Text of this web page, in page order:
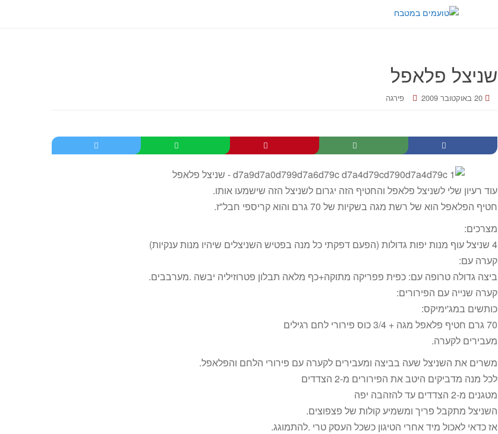
שניצל פלאפל
20 באוקטובר 2009 פירגה
עוד רעיון שלי לשניצל פלאפל והחטיף הזה יגרום לשניצל הזה שישמעו אותו.
חטיף הפלאפל הוא של רשת מגה בשקיות של 70 גרם והוא קריספי חבל"ז.
מצרכים:
4 שניצל עוף מנות יפות גדולות (הפעם דפקתי כל מנה בפטיש השניצלים שיהיו מנות ענקיות)
קערה עם:
ביצה גדולה טרופה עם: כפית פפריקה מתוקה+כף מלאה תבלון פטרוזיליה יבשה .מערבבים.
קערה שנייה עם הפירורים:
כותשים במג'ימיקס:
70 גרם חטיף פלאפל מגה + 3/4 כוס פירורי לחם רגילים
מעבירים לקערה.
משרים את השניצל שעה בביצה ומעבירים לקערה עם פירורי הלחם והפלאפל.
לכל מנה מדביקים היטב את הפירורים מ-2 הצדדים
מטגנים מ-2 הצדדים עד להזהבה יפה
השניצל מתקבל פריך ומשמיע קולות של פצפוצים.
אז כדאי לאכול מיד אחרי הטיגון כשכל העסק טרי .להתמוגג.